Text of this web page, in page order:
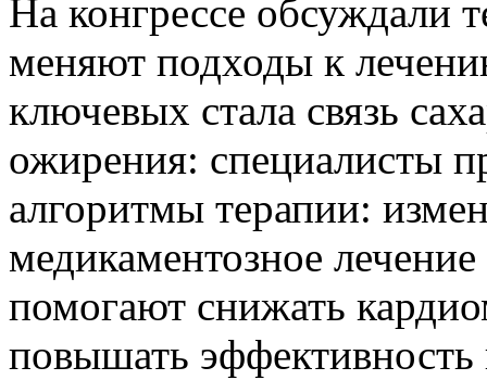
На конгрессе обсуждали
меняют подходы к
ключевых стала связь
ожирения: специалисты
алгоритмы терапии:
медикаментозное
помогают снижать
повышать эффективность